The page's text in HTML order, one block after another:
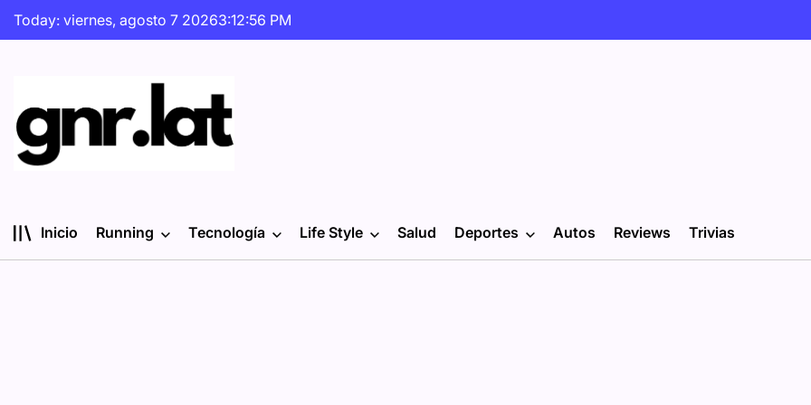
Skip
Today: viernes, agosto 7 20263:12:58 PM
Inicio Running Tecnología Life Style Salud Deportes Autos Reviews Trivias